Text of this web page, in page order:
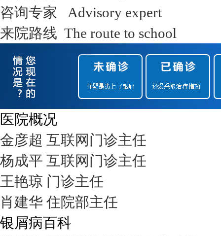
咨询专家 Advisory expert
来院路线 The route to school
医院概况
金彦超 互联网门诊主任
杨成平 互联网门诊主任
王艳琼 门诊主任
肖建华 住院部主任
银屑病百科